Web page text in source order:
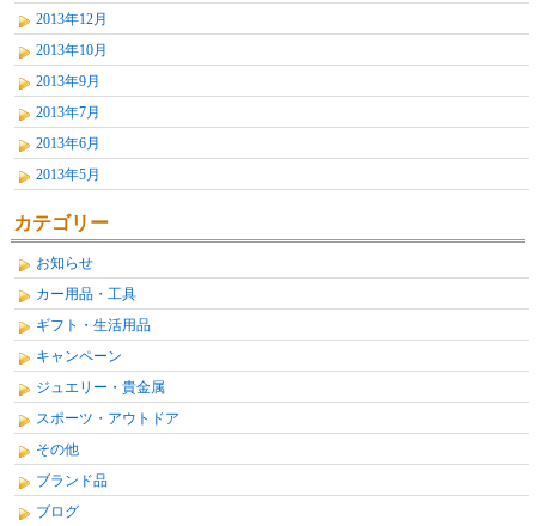
2013年12月
2013年10月
2013年9月
2013年7月
2013年6月
2013年5月
カテゴリー
お知らせ
カー用品・工具
ギフト・生活用品
キャンペーン
ジュエリー・貴金属
スポーツ・アウトドア
その他
ブランド品
ブログ